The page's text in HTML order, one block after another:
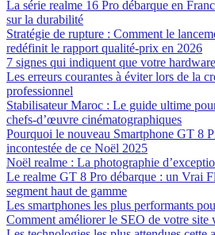
La série realme 16 Pro débarque en
sur la durabilité
Stratégie de rupture : Comment le
redéfinit le rapport qualité-prix en 2026
7 signes qui indiquent que votre
Les erreurs courantes à éviter lors de la
professionnel
Stabilisateur Maroc : Le guide ultime
chefs-d’œuvre cinématographiques
Pourquoi le nouveau Smartphone GT 8
incontestée de ce Noël 2025
Noël realme : La photographie
Le realme GT 8 Pro débarque : un Vrai
segment haut de gamme
Les smartphones les plus performants
Comment améliorer le SEO de votre site